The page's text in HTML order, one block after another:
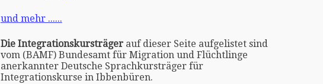
und mehr ......
Die Integrationskursträgerauf dieser Seite aufgelistet sind
vom (BAMF) Bundesamt für Migration und Flüchtlinge
anerkannter Deutsche Sprachkursträger für
Integrationskurse in Ibbenbüren.